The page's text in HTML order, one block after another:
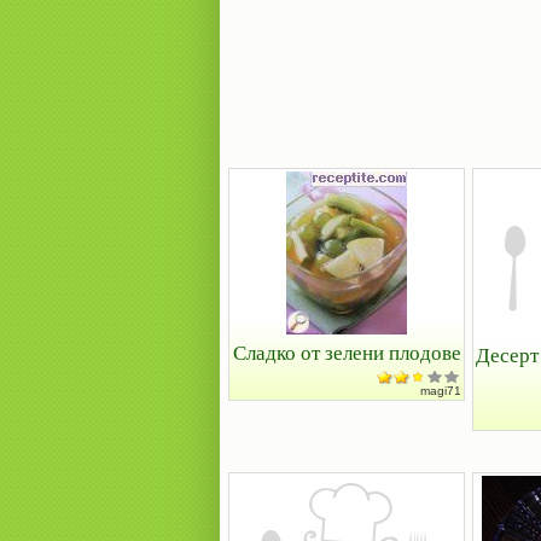
Сладко от зелени плодове
magi71